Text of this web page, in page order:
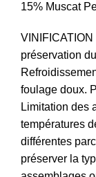
15% Muscat
préservation
foulage doux.
Limitation des
températures
différentes
préserver la